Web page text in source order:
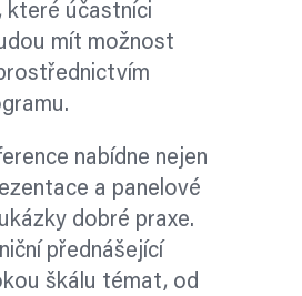
které účastníci
mít možnost
nabídne nejen
a panelové
dobré praxe.
přednášející
škálu témat, od